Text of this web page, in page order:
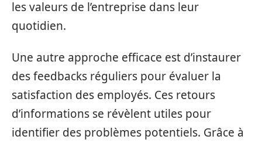
les valeurs de l’entreprise dans leur
quotidien.
Une autre approche efficace est d’instaurer
des feedbacks réguliers pour évaluer la
satisfaction des employés. Ces retours
d’informations se révèlent utiles pour
identifier des problèmes potentiels. Grâce à